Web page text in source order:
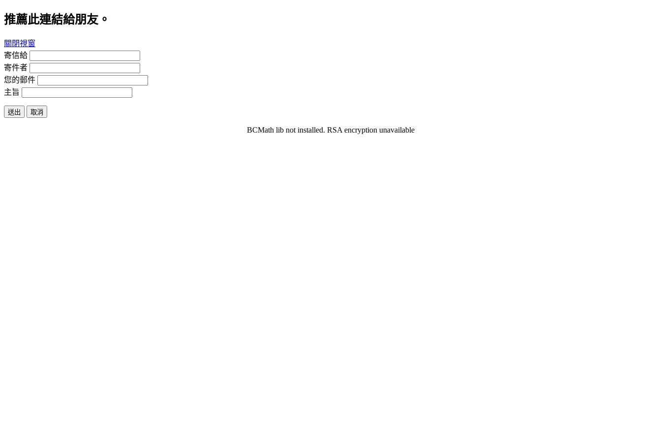
推薦此連結給朋友。
關閉視窗
寄信給
寄件者
您的郵件
主旨
送出 取消
BCMath lib not installed. RSA encryption unavailable